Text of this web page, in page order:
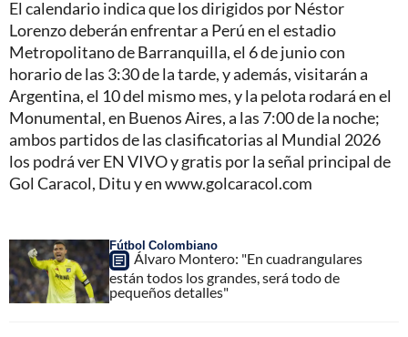
El calendario indica que los dirigidos por Néstor
Lorenzo deberán enfrentar a Perú en el estadio
Metropolitano de Barranquilla, el 6 de junio con
horario de las 3:30 de la tarde, y además, visitarán a
Argentina, el 10 del mismo mes, y la pelota rodará en el
Monumental, en Buenos Aires, a las 7:00 de la noche;
ambos partidos de las clasificatorias al Mundial 2026
los podrá ver EN VIVO y gratis por la señal principal de
Gol Caracol, Ditu y en www.golcaracol.com
Fútbol Colombiano
Álvaro Montero: "En cuadrangulares
están todos los grandes, será todo de
pequeños detalles"